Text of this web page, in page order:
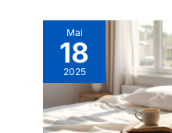
Mai
18
2025